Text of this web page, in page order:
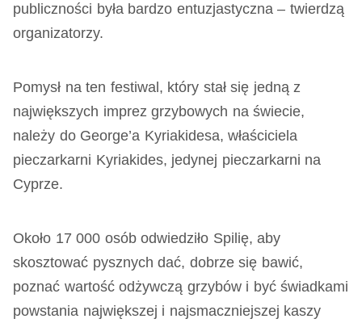
publiczności była bardzo entuzjastyczna – twierdzą
organizatorzy.
Pomysł na ten festiwal, który stał się jedną z
największych imprez grzybowych na świecie,
należy do George’a Kyriakidesa, właściciela
pieczarkarni Kyriakides, jedynej pieczarkarni na
Cyprze.
Około 17 000 osób odwiedziło Spilię, aby
skosztować pysznych dać, dobrze się bawić,
poznać wartość odżywczą grzybów i być świadkami
powstania największej i najsmaczniejszej kaszy